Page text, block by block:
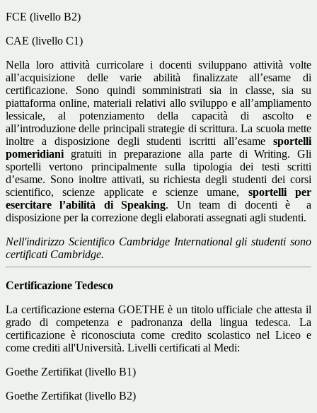
FCE (livello B2)
CAE (livello C1)
Nella loro attività curricolare i docenti sviluppano attività volte
all’acquisizione delle varie abilità finalizzate all’esame di
certificazione. Sono quindi somministrati sia in classe, sia su
piattaforma online, materiali relativi allo sviluppo e all’ampliamento
lessicale, al potenziamento della capacità di ascolto e
all’introduzione delle principali strategie di scrittura. La scuola mette
inoltre a disposizione degli studenti iscritti all’esame sportelli
pomeridiani gratuiti in preparazione alla parte di Writing. Gli
sportelli vertono principalmente sulla tipologia dei testi scritti
d’esame. Sono inoltre attivati, su richiesta degli studenti dei corsi
scientifico, scienze applicate e scienze umane, sportelli per
esercitare l’abilità di Speaking. Un team di docenti è
a
disposizione per la correzione degli elaborati assegnati agli studenti.
Nell'indirizzo Scientifico Cambridge International gli studenti sono
certificati Cambridge.
Certificazione Tedesco
La certificazione esterna GOETHE è un titolo ufficiale che attesta il
grado di competenza e padronanza della lingua tedesca. La
certificazione è riconosciuta come credito scolastico nel Liceo e
come crediti all'Università. Livelli certificati al Medi:
Goethe Zertifikat (livello B1)
Goethe Zertifikat (livello B2)